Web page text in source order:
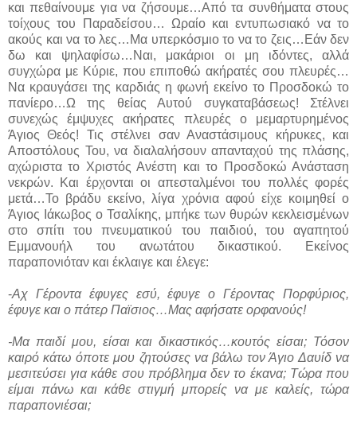
και πεθαίνουμε για να ζήσουμε…Από τα συνθήματα στους
τοίχους του Παραδείσου… Ωραίο και εντυπωσιακό να το
ακούς και να το λες…Μα υπερκόσμιο το να το ζεις…Εάν δεν
δω και ψηλαφίσω…Ναι, μακάριοι οι μη ιδόντες, αλλά
συγχώρα με Κύριε, που επιποθώ ακήρατές σου πλευρές…
Να κραυγάσει της καρδιάς η φωνή εκείνο το Προσδοκώ το
πανίερο…Ω της θείας Αυτού συγκαταβάσεως! Στέλνει
συνεχώς έμψυχες ακήρατες πλευρές ο μεμαρτυρημένος
Άγιος Θεός! Τις στέλνει σαν Αναστάσιμους κήρυκες, και
Αποστόλους Του, να διαλαλήσουν απανταχού της πλάσης,
αχώριστα το Χριστός Ανέστη και το Προσδοκώ Ανάσταση
νεκρών. Και έρχονται οι απεσταλμένοι του πολλές φορές
μετά…Το βράδυ εκείνο, λίγα χρόνια αφού είχε κοιμηθεί ο
Άγιος Ιάκωβος ο Τσαλίκης, μπήκε των θυρών κεκλεισμένων
στο σπίτι του πνευματικού του παιδιού, του αγαπητού
Εμμανουήλ του ανωτάτου δικαστικού. Εκείνος
παραπονιόταν και έκλαιγε και έλεγε:
-Αχ Γέροντα έφυγες εσύ, έφυγε ο Γέροντας Πορφύριος,
έφυγε και ο πάτερ Παϊσιος…Μας αφήσατε ορφανούς!
-Μα παιδί μου, είσαι και δικαστικός…κουτός είσαι; Τόσον
καιρό κάτω όποτε μου ζητούσες να βάλω τον Άγιο Δαυίδ να
μεσιτεύσει για κάθε σου πρόβλημα δεν το έκανα; Τώρα που
είμαι πάνω και κάθε στιγμή μπορείς να με καλείς, τώρα
παραπονιέσαι;